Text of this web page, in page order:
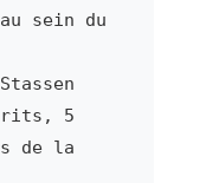
sein du
5
de la